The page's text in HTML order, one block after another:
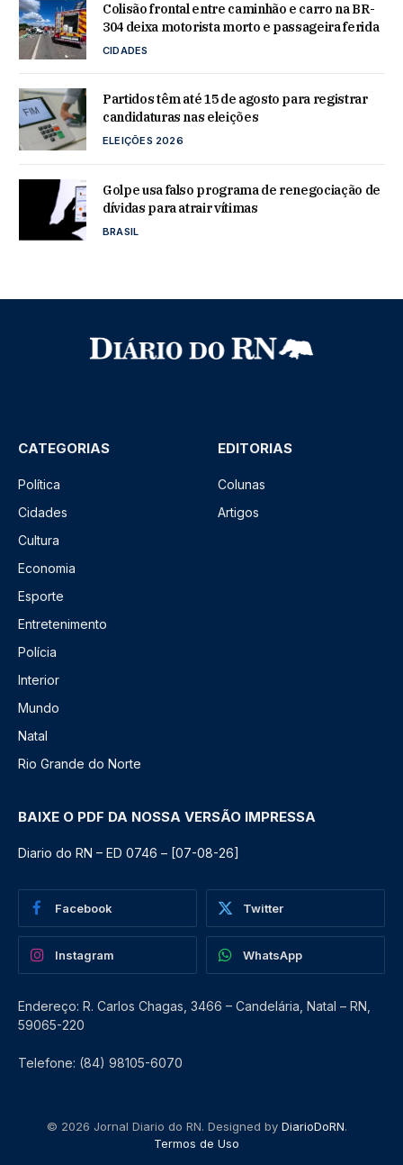
Colisão frontal entre caminhão e carro na BR-
304 deixa motorista morto e passageira ferida
CIDADES
Partidos têm até 15 de agosto para registrar
candidaturas nas eleições
ELEIÇÕES 2026
Golpe usa falso programa de renegociação de
dívidas para atrair vítimas
BRASIL
CATEGORIAS
Política
Cidades
Cultura
Economia
Esporte
Entretenimento
Polícia
Interior
Mundo
Natal
Rio Grande do Norte
EDITORIAS
Colunas
Artigos
BAIXE O PDF DA NOSSA VERSÃO IMPRESSA
Diario do RN – ED 0746 – [07-08-26]
Facebook Twitter
Instagram WhatsApp
Endereço: R. Carlos Chagas, 3466 – Candelária, Natal – RN,
59065-220
Telefone: (84) 98105-6070
© 2026 Jornal Diario do RN. Designed by DiarioDoRN.
Termos de Uso